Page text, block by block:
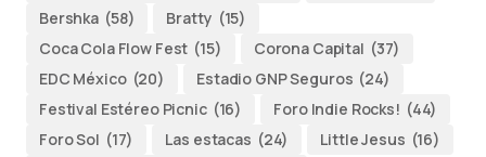
Bershka (58) Bratty (15)
Coca Cola Flow Fest (15) Corona Capital (37)
EDC México (20) Estadio GNP Seguros (24)
Festival Estéreo Picnic (16) Foro Indie Rocks! (44)
Foro Sol (17) Las estacas (24) Little Jesus (16)